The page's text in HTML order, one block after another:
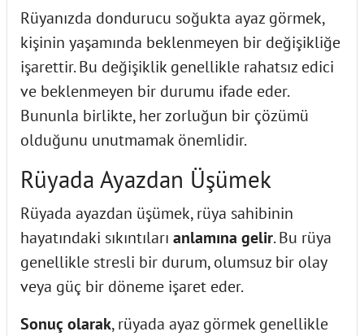
Rüyanızda dondurucu soğukta ayaz görmek,
kişinin yaşamında beklenmeyen bir değişikliğe
işarettir. Bu değişiklik genellikle rahatsız edici
ve beklenmeyen bir durumu ifade eder.
Bununla birlikte, her zorluğun bir çözümü
olduğunu unutmamak önemlidir.
Rüyada Ayazdan Üşümek
Rüyada ayazdan üşümek, rüya sahibinin
hayatındaki sıkıntıları anlamına gelir. Bu rüya
genellikle stresli bir durum, olumsuz bir olay
veya güç bir döneme işaret eder.
Sonuç olarak, rüyada ayaz görmek genellikle